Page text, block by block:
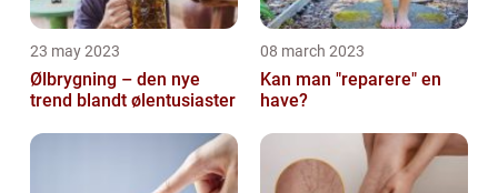
23 may 2023
Ølbrygning – den nye
trend blandt ølentusiaster
08 march 2023
Kan man "reparere" en
have?